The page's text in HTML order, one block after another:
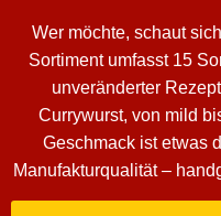
Wer möchte, schaut
Sortiment umfasst 15
unveränderter
Currywurst, von mild
Geschmack ist etwas
Manufakturqualität –